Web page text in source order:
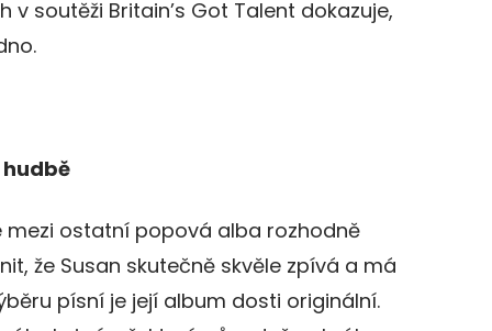
v soutěži Britain’s Got Talent dokazuje,
mezi ostatní popová alba rozhodně
že Susan skutečně skvěle zpívá a má
písní je její album dosti originální.